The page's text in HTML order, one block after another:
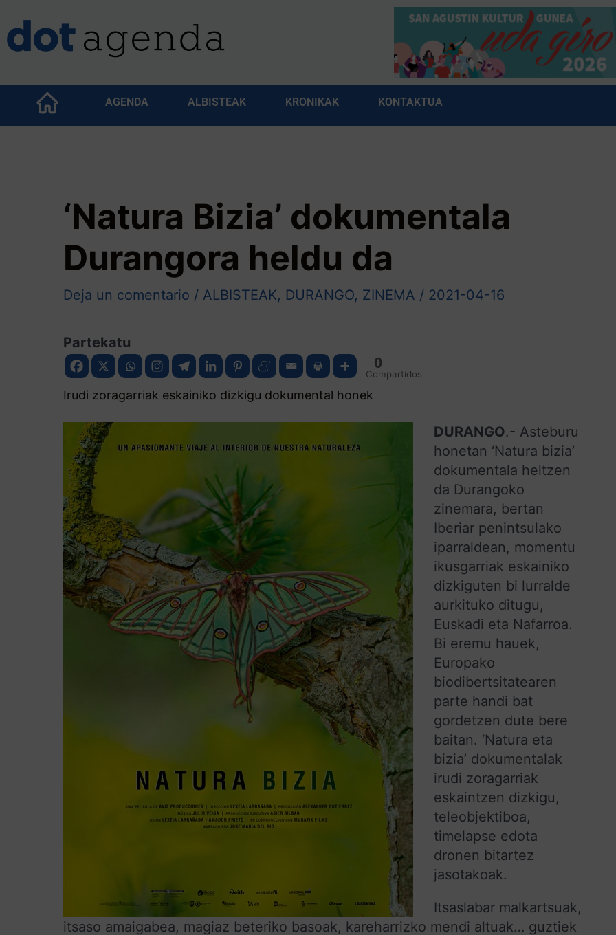
AGENDA ALBISTEAK KRONIKAK KONTAKTUA
‘Natura Bizia’ dokumentala
Durangora heldu da
Deja un comentario / ALBISTEAK, DURANGO, ZINEMA / 2021-04-16
Partekatu
0
Compartidos
Irudi zoragarriak eskainiko dizkigu dokumental honek
DURANGO.- Asteburu
honetan ‘Natura bizia’
dokumentala heltzen
da Durangoko
zinemara, bertan
Iberiar penintsulako
iparraldean, momentu
ikusgarriak eskainiko
dizkiguten bi lurralde
aurkituko ditugu,
Euskadi eta Nafarroa.
Bi eremu hauek,
Europako
biodibertsitatearen
parte handi bat
gordetzen dute bere
baitan. ‘Natura eta
bizia’ dokumentalak
irudi zoragarriak
eskaintzen dizkigu,
teleobjektiboa,
timelapse edota
dronen bitartez
jasotakoak.
Itsaslabar malkartsuak,
itsaso amaigabea, magiaz beteriko basoak, kareharrizko mendi altuak… guztiek